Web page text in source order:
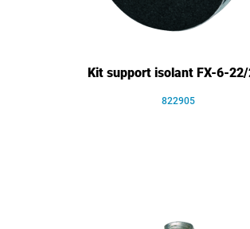
Kit support isolant FX-6-
822905